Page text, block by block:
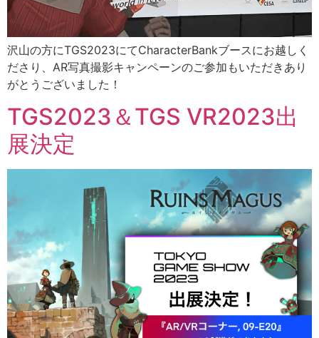
沢山の方にTGS2023にてCharacterBankブースにお越しく
ださり、AR写真撮影キャンペーンのご参加もいただきあり
がとうございました！
TGS2023＆TGS VR2023出
展決定